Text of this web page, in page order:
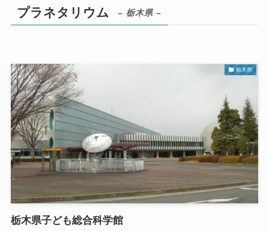
プラネタリウム – 栃木県 –
栃木県
栃木県子ども総合科学館